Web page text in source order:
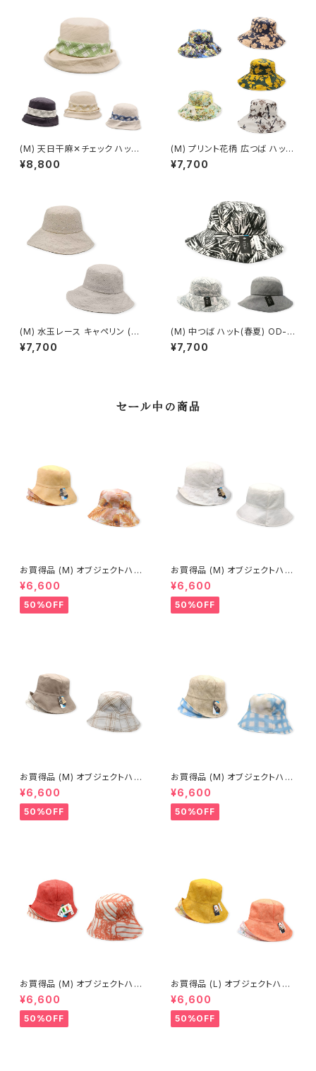
(M) 天日干麻✕チェック ハット
(春夏) OD-11301
¥8,800
(M) プリント花柄 広つば ハット
(春夏) ON-11501
¥7,700
(M) 水玉レース キャペリン (春
夏) OE -15311
¥7,700
(M) 中つば ハット(春夏) OD-1
3302
¥7,700
セール中の商品
お買得品 (M) オブジェクトハッ
ト (春夏) 15-14503
¥6,600
50%OFF
お買得品 (M) オブジェクトハッ
ト (春夏) 15-14414
¥6,600
50%OFF
お買得品 (M) オブジェクトハッ
ト (春夏) 14-14502
¥6,600
50%OFF
お買得品 (M) オブジェクトハッ
ト (春夏) 15-14406
¥6,600
50%OFF
お買得品 (M) オブジェクトハッ
ト (春夏) 16-14402
¥6,600
50%OFF
お買得品 (L) オブジェクトハット
(春夏) 18-14502
¥6,600
50%OFF